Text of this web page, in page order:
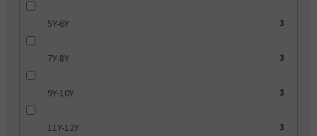
5Y-6Y 3
7Y-8Y 3
9Y-10Y 3
11Y-12Y 3